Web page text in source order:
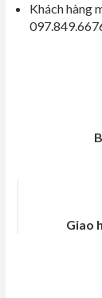
Khách hàng
Giao